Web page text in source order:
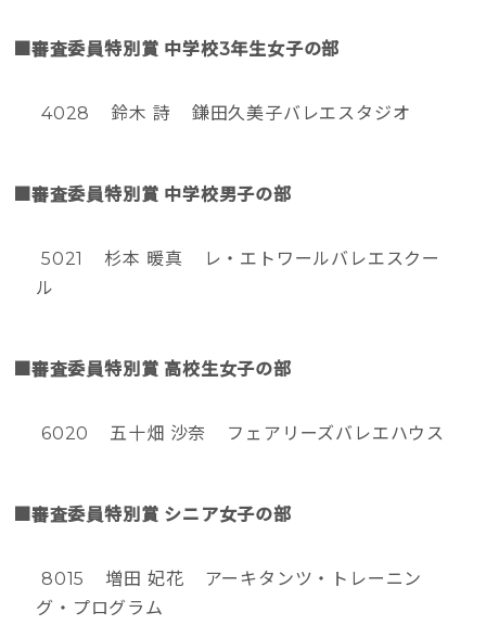
■審査委員特別賞 中学校3年生女子の部
4028 鈴木 詩 鎌田久美子バレエスタジオ
■審査委員特別賞 中学校男子の部
5021 杉本 暖真 レ・エトワールバレエスクー
ル
■審査委員特別賞 高校生女子の部
6020 五十畑 沙奈 フェアリーズバレエハウス
■審査委員特別賞 シニア女子の部
8015 増田 妃花 アーキタンツ・トレーニン
グ・プログラム